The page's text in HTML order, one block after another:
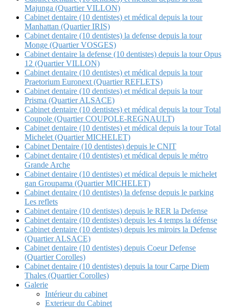
Majunga (Quartier VILLON)
Cabinet dentaire (10 dentistes) et médical depuis la tour
Manhattan (Quartier IRIS)
Cabinet dentaire (10 dentistes) la defense depuis la tour
Monge (Quartier VOSGES)
Cabinet dentaire la defense (10 dentistes) depuis la tour Opus
12 (Quartier VILLON)
Cabinet dentaire (10 dentistes) et médical depuis la tour
Praetorium Euronext (Quartier REFLETS)
Cabinet dentaire (10 dentistes) et médical depuis la tour
Prisma (Quartier ALSACE)
Cabinet dentaire (10 dentistes) et médical depuis la tour Total
Coupole (Quartier COUPOLE-REGNAULT)
Cabinet dentaire (10 dentistes) et médical depuis la tour Total
Michelet (Quartier MICHELET)
Cabinet Dentaire (10 dentistes) depuis le CNIT
Cabinet dentaire (10 dentistes) et médical depuis le métro
Grande Arche
Cabinet dentaire (10 dentistes) et médical depuis le michelet
gan Groupama (Quartier MICHELET)
Cabinet dentaire (10 dentistes) la defense depuis le parking
Les reflets
Cabinet dentaire (10 dentistes) depuis le RER la Defense
Cabinet dentaire (10 dentistes) depuis les 4 temps la défense
Cabinet dentaire (10 dentistes) depuis les miroirs la Defense
(Quartier ALSACE)
Cabinet dentaire (10 dentistes) depuis Coeur Defense
(Quartier Corolles)
Cabinet dentaire (10 dentistes) depuis la tour Carpe Diem
Thales (Quartier Corolles)
Galerie
Intérieur du cabinet
Exterieur du Cabinet